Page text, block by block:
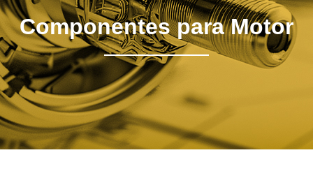
Componentes para Motor